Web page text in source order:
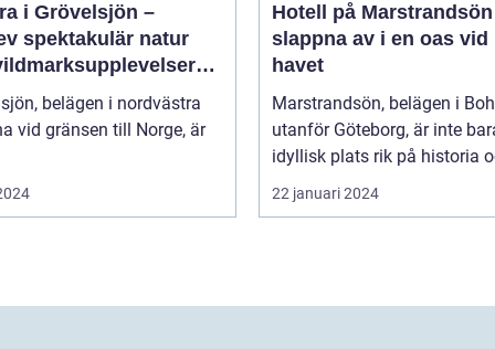
i Grövelsjön –
spektakulär natur
håll
belägen i nordvästra
vid gränsen till Norge, är
Hotell på
slappna av i en oas vid
havet
Marstrandsön, belägen i
utanför Göteborg, är inte
idyllisk plats rik på historia
22 januari 2024